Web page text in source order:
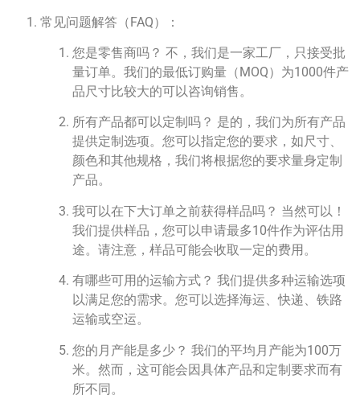
常见问题解答（FAQ）：
您是零售商吗？ 不，我们是一家工厂，只接受批
量订单。我们的最低订购量（MOQ）为1000件产
品尺寸比较大的可以咨询销售。
所有产品都可以定制吗？ 是的，我们为所有产品
提供定制选项。您可以指定您的要求，如尺寸、
颜色和其他规格，我们将根据您的要求量身定制
产品。
我可以在下大订单之前获得样品吗？ 当然可以！
我们提供样品，您可以申请最多10件作为评估用
途。请注意，样品可能会收取一定的费用。
有哪些可用的运输方式？ 我们提供多种运输选项
以满足您的需求。您可以选择海运、快递、铁路
运输或空运。
您的月产能是多少？ 我们的平均月产能为100万
米。然而，这可能会因具体产品和定制要求而有
所不同。